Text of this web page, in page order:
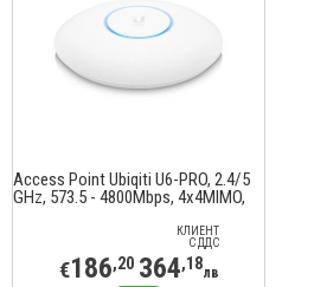
Access Point Ubiqiti U6-PRO, 2.4/5
GHz, 573.5 - 4800Mbps, 4x4MIMO,
КЛИЕНТ
С ДДС
€186,20 364,18лв